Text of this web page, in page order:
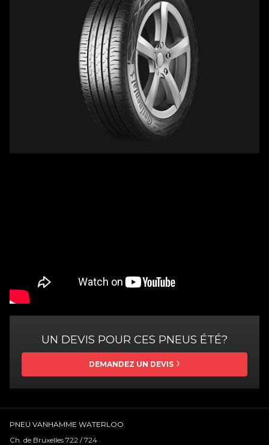
UN DEVIS POUR CES PNEUS ÉTÉ?
DEMANDEZ UN DEVIS
PNEU VANHAMME WATERLOO
Ch. de Bruxelles 722 / 724